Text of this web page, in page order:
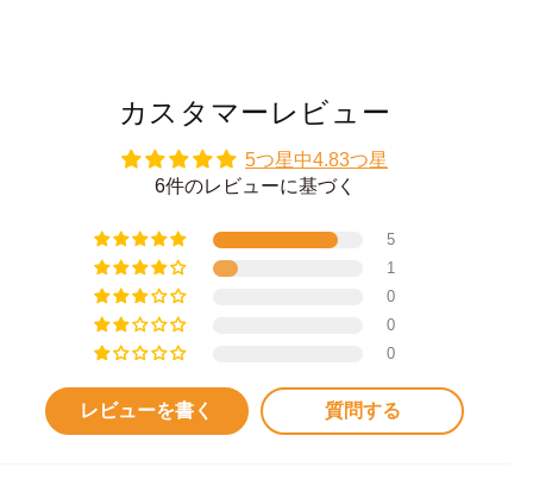
カスタマーレビュー
5つ星中4.83つ星
6件のレビューに基づく
5
1
0
0
0
レビューを書く 質問する